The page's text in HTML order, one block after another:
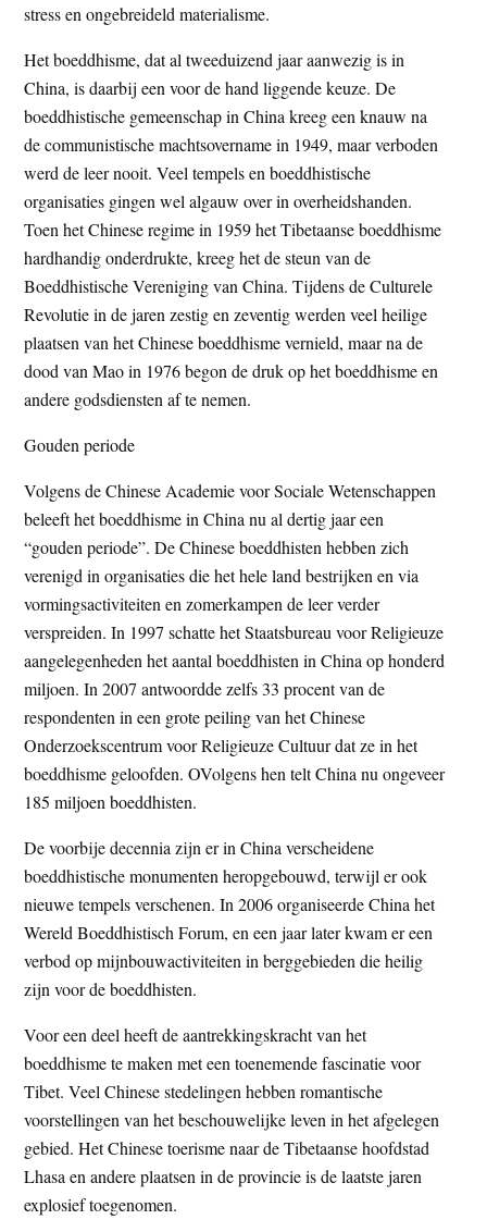
stress en ongebreideld materialisme.
Het boeddhisme, dat al tweeduizend jaar aanwezig is in
China, is daarbij een voor de hand liggende keuze. De
boeddhistische gemeenschap in China kreeg een knauw na
de communistische machtsovername in 1949, maar verboden
werd de leer nooit. Veel tempels en boeddhistische
organisaties gingen wel algauw over in overheidshanden.
Toen het Chinese regime in 1959 het Tibetaanse boeddhisme
hardhandig onderdrukte, kreeg het de steun van de
Boeddhistische Vereniging van China. Tijdens de Culturele
Revolutie in de jaren zestig en zeventig werden veel heilige
plaatsen van het Chinese boeddhisme vernield, maar na de
dood van Mao in 1976 begon de druk op het boeddhisme en
andere godsdiensten af te nemen.
Gouden periode
Volgens de Chinese Academie voor Sociale Wetenschappen
beleeft het boeddhisme in China nu al dertig jaar een
“gouden periode”. De Chinese boeddhisten hebben zich
verenigd in organisaties die het hele land bestrijken en via
vormingsactiviteiten en zomerkampen de leer verder
verspreiden. In 1997 schatte het Staatsbureau voor Religieuze
aangelegenheden het aantal boeddhisten in China op honderd
miljoen. In 2007 antwoordde zelfs 33 procent van de
respondenten in een grote peiling van het Chinese
Onderzoekscentrum voor Religieuze Cultuur dat ze in het
boeddhisme geloofden. OVolgens hen telt China nu ongeveer
185 miljoen boeddhisten.
De voorbije decennia zijn er in China verscheidene
boeddhistische monumenten heropgebouwd, terwijl er ook
nieuwe tempels verschenen. In 2006 organiseerde China het
Wereld Boeddhistisch Forum, en een jaar later kwam er een
verbod op mijnbouwactiviteiten in berggebieden die heilig
zijn voor de boeddhisten.
Voor een deel heeft de aantrekkingskracht van het
boeddhisme te maken met een toenemende fascinatie voor
Tibet. Veel Chinese stedelingen hebben romantische
voorstellingen van het beschouwelijke leven in het afgelegen
gebied. Het Chinese toerisme naar de Tibetaanse hoofdstad
Lhasa en andere plaatsen in de provincie is de laatste jaren
explosief toegenomen.